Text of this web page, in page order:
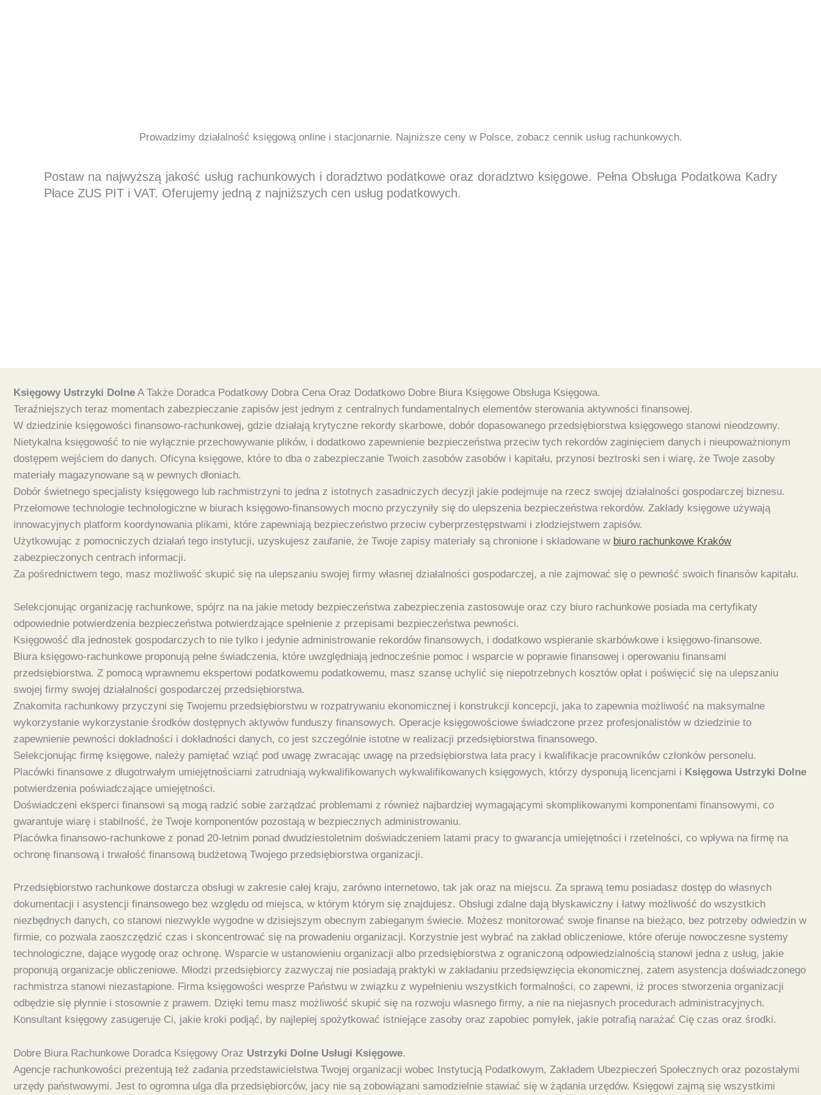
Prowadzimy działalność księgową online i stacjonarnie. Najniższe ceny w Polsce, zobacz cennik usług rachunkowych.
Postaw na najwyższą jakość usług rachunkowych i doradztwo podatkowe oraz doradztwo księgowe. Pełna Obsługa Podatkowa Kadry
Płace ZUS PIT i VAT. Oferujemy jedną z najniższych cen usług podatkowych.
Księgowy Ustrzyki Dolne A Także Doradca Podatkowy Dobra Cena Oraz Dodatkowo Dobre Biura Księgowe Obsługa Księgowa.
Teraźniejszych teraz momentach zabezpieczanie zapisów jest jednym z centralnych fundamentalnych elementów sterowania aktywności finansowej.
W dziedzinie księgowości finansowo-rachunkowej, gdzie działają krytyczne rekordy skarbowe, dobór dopasowanego przedsiębiorstwa księgowego stanowi nieodzowny.
Nietykalna księgowość to nie wyłącznie przechowywanie plików, i dodatkowo zapewnienie bezpieczeństwa przeciw tych rekordów zaginięciem danych i nieupoważnionym
dostępem wejściem do danych. Oficyna księgowe, które to dba o zabezpieczanie Twoich zasobów zasobów i kapitału, przynosi beztroski sen i wiarę, że Twoje zasoby
materiały magazynowane są w pewnych dłoniach.
Dobór świetnego specjalisty księgowego lub rachmistrzyni to jedna z istotnych zasadniczych decyzji jakie podejmuje na rzecz swojej działalności gospodarczej biznesu.
Przełomowe technologie technologiczne w biurach księgowo-finansowych mocno przyczyniły się do ulepszenia bezpieczeństwa rekordów. Zakłady księgowe używają
innowacyjnych platform koordynowania plikami, które zapewniają bezpieczeństwo przeciw cyberprzestępstwami i złodziejstwem zapisów.
Użytkowując z pomocniczych działań tego instytucji, uzyskujesz zaufanie, że Twoje zapisy materiały są chronione i składowane w biuro rachunkowe Kraków
zabezpieczonych centrach informacji.
Za pośrednictwem tego, masz możliwość skupić się na ulepszaniu swojej firmy własnej działalności gospodarczej, a nie zajmować się o pewność swoich finansów kapitału.
Selekcjonując organizację rachunkowe, spójrz na na jakie metody bezpieczeństwa zabezpieczenia zastosowuje oraz czy biuro rachunkowe posiada ma certyfikaty
odpowiednie potwierdzenia bezpieczeństwa potwierdzające spełnienie z przepisami bezpieczeństwa pewności.
Księgowość dla jednostek gospodarczych to nie tylko i jedynie administrowanie rekordów finansowych, i dodatkowo wspieranie skarbówkowe i księgowo-finansowe.
Biura księgowo-rachunkowe proponują pełne świadczenia, które uwzględniają jednocześnie pomoc i wsparcie w poprawie finansowej i operowaniu finansami
przedsiębiorstwa. Z pomocą wprawnemu ekspertowi podatkowemu podatkowemu, masz szansę uchylić się niepotrzebnych kosztów opłat i poświęcić się na ulepszaniu
swojej firmy swojej działalności gospodarczej przedsiębiorstwa.
Znakomita rachunkowy przyczyni się Twojemu przedsiębiorstwu w rozpatrywaniu ekonomicznej i konstrukcji koncepcji, jaka to zapewnia możliwość na maksymalne
wykorzystanie wykorzystanie środków dostępnych aktywów funduszy finansowych. Operacje księgowościowe świadczone przez profesjonalistów w dziedzinie to
zapewnienie pewności dokładności i dokładności danych, co jest szczególnie istotne w realizacji przedsiębiorstwa finansowego.
Selekcjonując firmę księgowe, należy pamiętać wziąć pod uwagę zwracając uwagę na przedsiębiorstwa lata pracy i kwalifikacje pracowników członków personelu.
Placówki finansowe z długotrwałym umiejętnościami zatrudniają wykwalifikowanych wykwalifikowanych księgowych, którzy dysponują licencjami i Księgowa Ustrzyki Dolne
potwierdzenia poświadczające umiejętności.
Doświadczeni eksperci finansowi są mogą radzić sobie zarządzać problemami z również najbardziej wymagającymi skomplikowanymi komponentami finansowymi, co
gwarantuje wiarę i stabilność, że Twoje komponentów pozostają w bezpiecznych administrowaniu.
Placówka finansowo-rachunkowe z ponad 20-letnim ponad dwudziestoletnim doświadczeniem latami pracy to gwarancja umiejętności i rzetelności, co wpływa na firmę na
ochronę finansową i trwałość finansową budżetową Twojego przedsiębiorstwa organizacji.
Przedsiębiorstwo rachunkowe dostarcza obsługi w zakresie całej kraju, zarówno internetowo, tak jak oraz na miejscu. Za sprawą temu posiadasz dostęp do własnych
dokumentacji i asystencji finansowego bez względu od miejsca, w którym którym się znajdujesz. Obsługi zdalne dają błyskawiczny i łatwy możliwość do wszystkich
niezbędnych danych, co stanowi niezwykle wygodne w dzisiejszym obecnym zabieganym świecie. Możesz monitorować swoje finanse na bieżąco, bez potrzeby odwiedzin w
firmie, co pozwala zaoszczędzić czas i skoncentrować się na prowadeniu organizacji. Korzystnie jest wybrać na zakład obliczeniowe, które oferuje nowoczesne systemy
technologiczne, dające wygodę oraz ochronę. Wsparcie w ustanowieniu organizacji albo przedsiębiorstwa z ograniczoną odpowiedzialnością stanowi jedna z usług, jakie
proponują organizacje obliczeniowe. Młodzi przedsiębiorcy zazwyczaj nie posiadają praktyki w zakładaniu przedsięwzięcia ekonomicznej, zatem asystencja doświadczonego
rachmistrza stanowi niezastąpione. Firma księgowości wesprze Państwu w związku z wypełnieniu wszystkich formalności, co zapewni, iż proces stworzenia organizacji
odbędzie się płynnie i stosownie z prawem. Dzięki temu masz możliwość skupić się na rozwoju własnego firmy, a nie na niejasnych procedurach administracyjnych.
Konsultant księgowy zasugeruje Ci, jakie kroki podjąć, by najlepiej spożytkować istniejące zasoby oraz zapobiec pomyłek, jakie potrafią narażać Cię czas oraz środki.
Dobre Biura Rachunkowe Doradca Księgowy Oraz Ustrzyki Dolne Usługi Księgowe.
Agencje rachunkowości prezentują też zadania przedstawicielstwa Twojej organizacji wobec Instytucją Podatkowym, Zakładem Ubezpieczeń Społecznych oraz pozostałymi
urzędy państwowymi. Jest to ogromna ulga dla przedsiębiorców, jacy nie są zobowiązani samodzielnie stawiać się w żądania urzędów. Księgowi zajmą się wszystkimi